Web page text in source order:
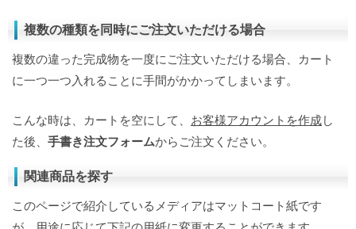
複数の種類を同時にご注文いただける場合
複数の違った完成物を一度にご注文いただける場合、カート
に一つ一つ入れることに手間がかかってしまいます。
こんな時は、カートを空にして、 お客様アカウントを作成し
た後、 手書き注文フォームからご注文ください。
関連商品を探す
このページで紹介しているメディアはマットコート紙です